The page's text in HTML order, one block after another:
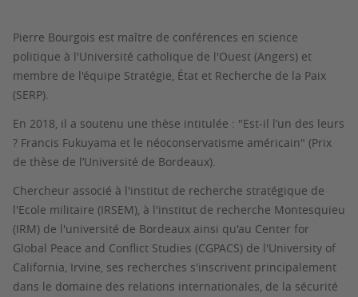
Pierre Bourgois est maître de conférences en science
politique à l'Université catholique de l'Ouest (Angers) et
membre de l'équipe Stratégie, État et Recherche de la Paix
(SERP).
En 2018, il a soutenu une thèse intitulée : "Est-il l’un des leurs
? Francis Fukuyama et le néoconservatisme américain" (Prix
de thèse de l’Université de Bordeaux).
Chercheur associé à l'institut de recherche stratégique de
l'Ecole militaire (IRSEM), à l'institut de recherche Montesquieu
(IRM) de l'université de Bordeaux ainsi qu'au Center for
Global Peace and Conflict Studies (CGPACS) de l'University of
California, Irvine, ses recherches s'inscrivent principalement
dans le domaine des relations internationales, de la sécurité